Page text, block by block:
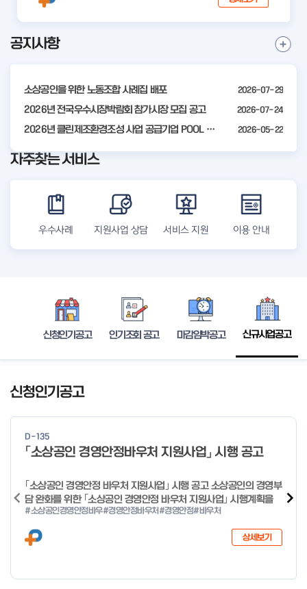
I
4
공지사항
소상공인을 위한 노동조합 사례집 배포 2026-07-29
2026년 전국우수시장박람회 참가시장 모집 공고 2026-07-24
2026년 클린제조환경조성 사업 공급기업 POOL 안내 2026-05-22
공
항
보
기
자주찾는 서비스
우수사례 지원사업 상담 서비스 지원 이용 안내
신청인기공고 인기조회 공고 마감임박공고 신규사업공고
신청인기공고
D-135
「소상공인 경영안정바우처 지원사업」 시행 공고
｢소상공인 경영안정 바우처 지원사업｣ 시행 공고 소상공인의 경영부
담 완화를 위한 ｢소상공인 경영안정 바우처 지원사업｣ 시행계획을
다음과 같이 공고합니다. 2026년 1월 28일 중소벤처기업부장관
#소상공인경영안정바우#경영안정바우처 #경영안정#바우처
상세보기